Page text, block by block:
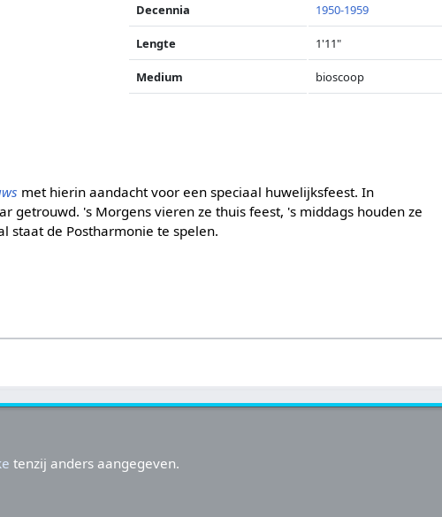
Decennia 1950-1959
Lengte 1'11"
Medium bioscoop
met hierin aandacht voor een speciaal huwelijksfeest. In
getrouwd. 's Morgens vieren ze thuis feest, 's middags houden ze
staat de Postharmonie te spelen.
tenzij anders aangegeven.